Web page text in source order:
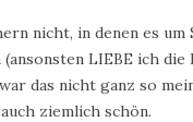
nicht, in denen es
LIEBE ich
das nicht ganz so
ziemlich schön.